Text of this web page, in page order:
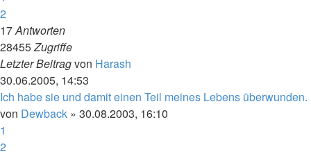
2
17Antworten
28455Zugriffe
Letzter Beitragvon Harash
30.06.2005, 14:53
Ich habe sie und damit einen Teil meines Lebens überwunden.
von Dewback » 30.08.2003, 16:10
1
2